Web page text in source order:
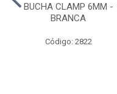
BUCHA CLAMP 6MM -
BRANCA
Código: 2822